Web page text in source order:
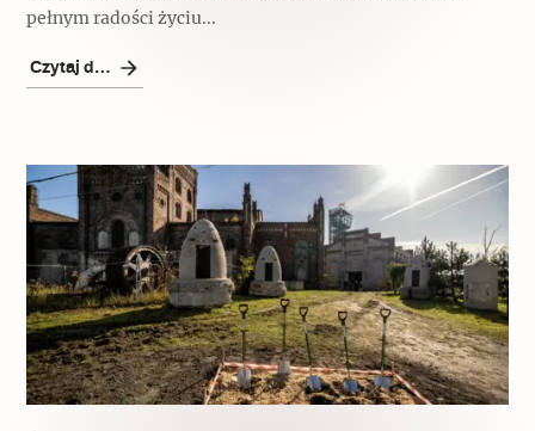
Popularne
Archeologia
Popularne
Szyb pierwszej windy w Warszawie
Świat
pełnym radości życiu...
Czytaj dalej